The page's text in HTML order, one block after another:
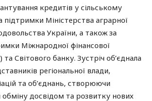
кредитів у сільському
підтримки Міністерства аграрної
України, а також за
Міжнародної фінансової
та Світового банку. Зустріч об’єднала
регіональної влади,
та об’єднань, створюючи
досвідом та розвитку нових